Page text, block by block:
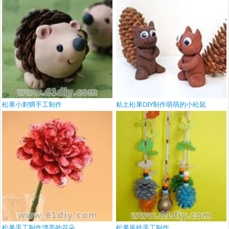
松果小刺猬手工制作 粘土松果DIY制作萌萌的小松鼠